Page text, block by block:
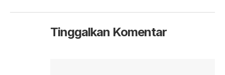
Tinggalkan Komentar